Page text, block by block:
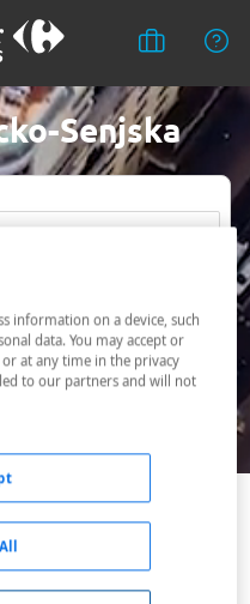
Senjska
information on a device, such
data. You may accept or
at any time in the privacy
to our partners and will not